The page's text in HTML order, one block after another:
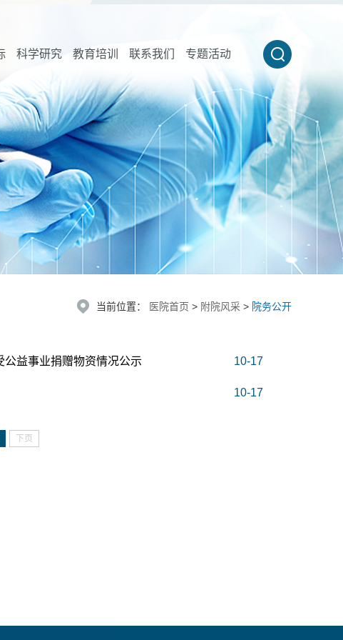
科学研究 教育培训 联系我们 专题活动
当前位置： 医院首页 > 附院风采 > 院务公开
益事业捐赠物资情况公示 10-17
10-17
下页